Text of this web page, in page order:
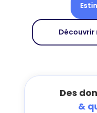
Découvrir
Des
&